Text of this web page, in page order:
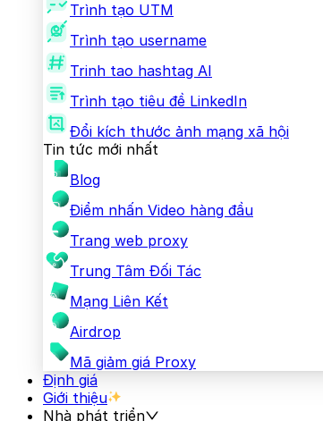
Trình tạo UTM
Trình tạo username
Trinh tao hashtag AI
Trình tạo tiêu đề LinkedIn
Đổi kích thước ảnh mạng xã hội
Tin tức mới nhất
Blog
Điểm nhấn Video hàng đầu
Trang web proxy
Trung Tâm Đối Tác
Mạng Liên Kết
Airdrop
Mã giảm giá Proxy
Định giá
Giới thiệu
Nhà phát triển